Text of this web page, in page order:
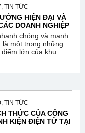
TIN TỨC
HIỆN ĐẠI VÀ
DOANH NGHIỆP
chóng và mạnh
là một trong những
lớn của khu
TIN TỨC
THỨC CỦA CÔNG
KIỆN ĐIỆN TỬ TẠI